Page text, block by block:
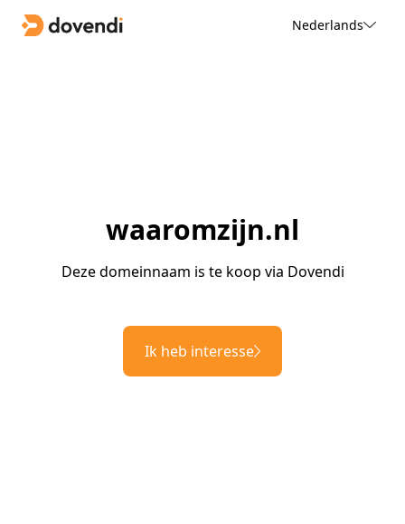
Nederlands
waaromzijn.nl
Deze domeinnaam is te koop via Dovendi
Ik heb interesse